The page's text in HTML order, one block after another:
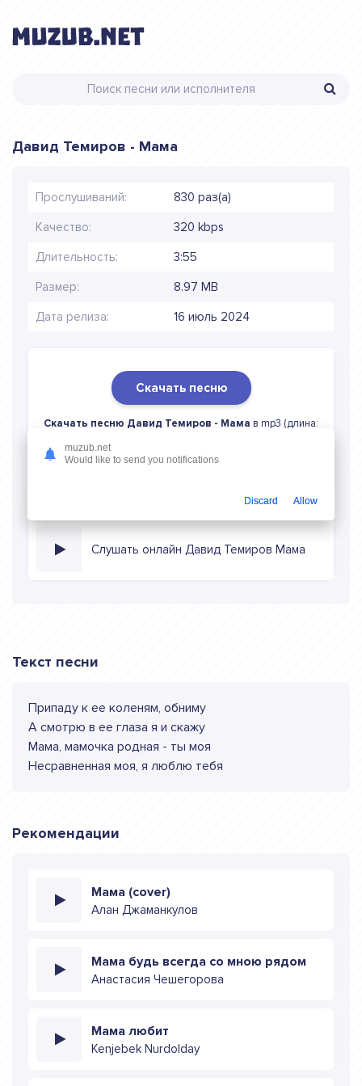
Давид Темиров - Мама
Прослушиваний: 830 раз(а)
Качество: 320 kbps
Длительность: 3:55
Размер: 8.97 MB
Дата релиза: 16 июль 2024
Скачать песню
Скачать песню Давид Темиров - Мама в mp3 (длина:
в режиме онлайн
Слушать онлайн Давид Темиров Мама
Текст песни
Припаду к ее коленям, обниму
А смотрю в ее глаза я и скажу
Мама, мамочка родная - ты моя
Несравненная моя, я люблю тебя
Рекомендации
Мама (cover)
Алан Джаманкулов
Мама будь всегда со мною рядом
Анастасия Чешегорова
Мама любит
Kenjebek Nurdolday
muzub.net
Would like to send you notifications
Discard Allow